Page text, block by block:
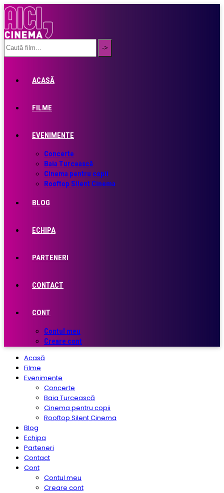
ACASĂ
FILME
EVENIMENTE
Concerte
Baia Turcească
Cinema pentru copii
Rooftop Silent Cinema
BLOG
ECHIPA
PARTENERI
CONTACT
CONT
Contul meu
Creare cont
Acasă
Filme
Evenimente
Concerte
Baia Turcească
Cinema pentru copii
Rooftop Silent Cinema
Blog
Echipa
Parteneri
Contact
Cont
Contul meu
Creare cont